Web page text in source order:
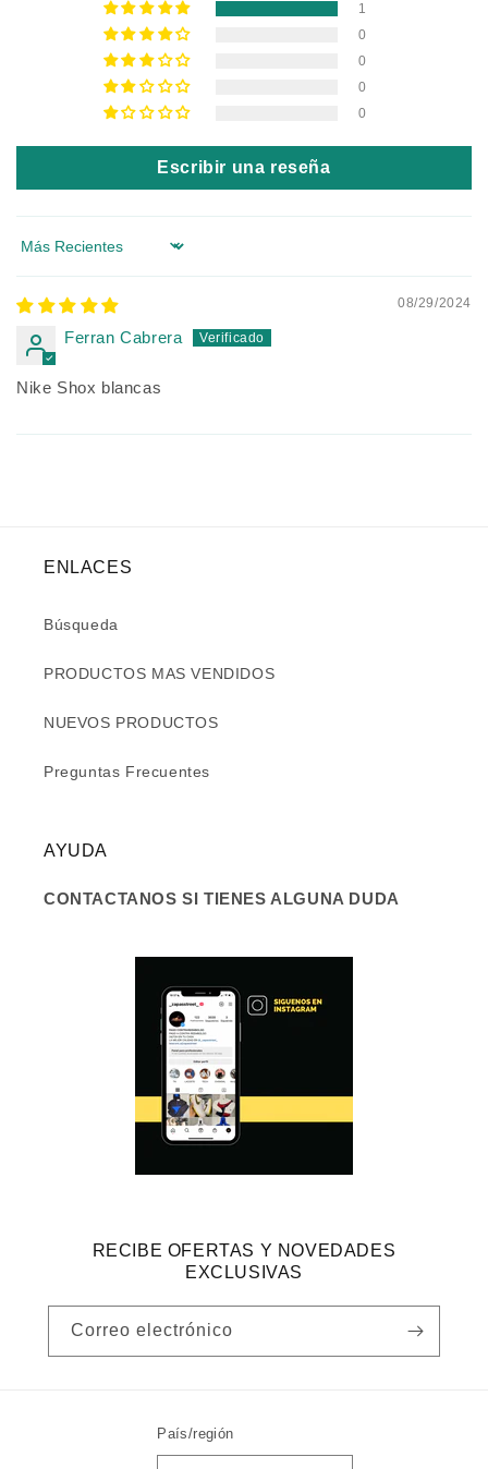
1
0
0
0
0
Escribir una reseña
Sort by
08/29/2024
Ferran Cabrera
Nike Shox blancas
ENLACES
Búsqueda
PRODUCTOS MAS VENDIDOS
NUEVOS PRODUCTOS
Preguntas Frecuentes
AYUDA
CONTACTANOS SI TIENES ALGUNA DUDA
RECIBE OFERTAS Y NOVEDADES
EXCLUSIVAS
Correo electrónico
País/región